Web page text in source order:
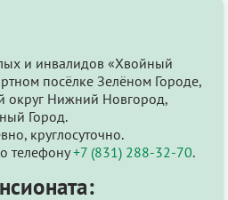
и инвалидов «Хвойный
посёлке Зелёном Городе,
округ Нижний Новгород,
Город.
круглосуточно.
телефону+7 (831) 288-32-70.